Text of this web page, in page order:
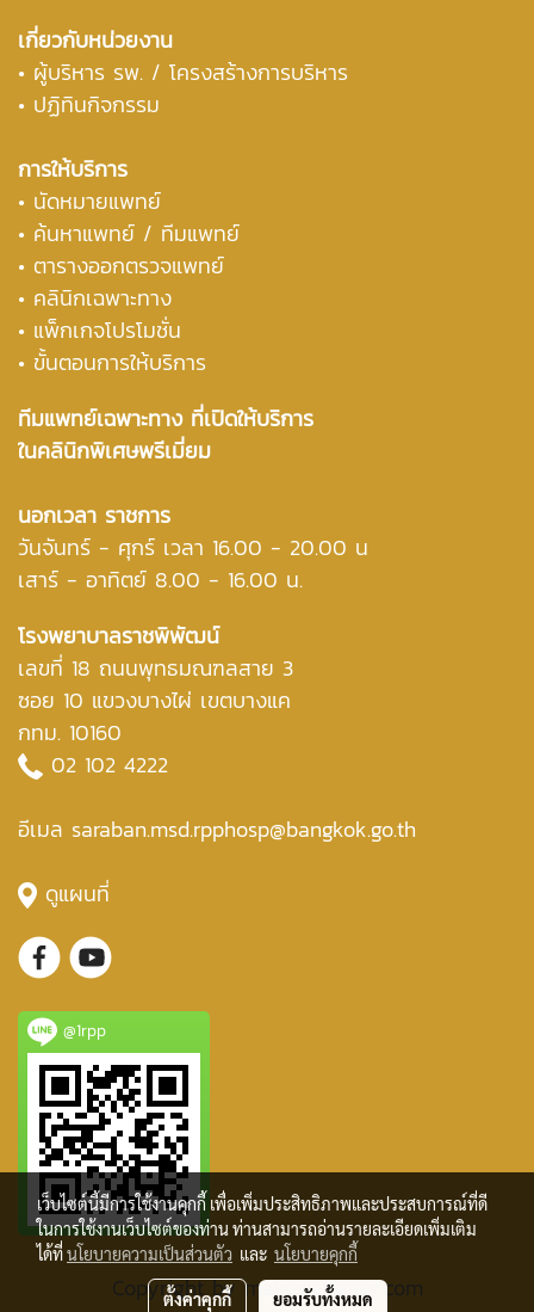
เกี่ยวกับหน่วยงาน
• ผู้บริหาร รพ. / โครงสร้างการบริหาร
• ปฏิทินกิจกรรม
การให้บริการ
• นัดหมายแพทย์
• ค้นหาแพทย์ / ทีมแพทย์
• ตารางออกตรวจแพทย์
• คลินิกเฉพาะทาง
• แพ็กเกจโปรโมชั่น
• ขั้นตอนการให้บริการ
ทีมแพทย์เฉพาะทาง ที่เปิดให้บริการ
ในคลินิกพิเศษพรีเมี่ยม
นอกเวลา ราชการ
วันจันทร์ - ศุกร์ เวลา 16.00 - 20.00 น
เสาร์ - อาทิตย์ 8.00 - 16.00 น.
โรงพยาบาลราชพิพัฒน์
เลขที่ 18 ถนนพุทธมณฑลสาย 3
ซอย 10 แขวงบางไผ่ เขตบางแค
กทม. 10160
02 102 4222
อีเมล saraban.msd.rpphosp@bangkok.go.th
ดูแผนที่
@1rpp
Copyright by makewebeasy.com
เว็บไซต์นี้มีการใช้งานคุกกี้ เพื่อเพิ่มประสิทธิภาพและประสบการณ์ที่ดี
ในการใช้งานเว็บไซต์ของท่าน ท่านสามารถอ่านรายละเอียดเพิ่มเติม
ได้ที่นโยบายความเป็นส่วนตัว และ นโยบายคุกกี้
ตั้งค่าคุกกี้ ยอมรับทั้งหมด